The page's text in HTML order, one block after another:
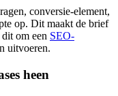
conversie-element,
op. Dit maakt de brief
om een SEO-
uitvoeren.
heen